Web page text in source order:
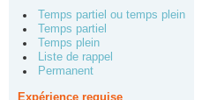
Temps partiel ou temps plein
Temps partiel
Temps plein
Liste de rappel
Permanent
Expérience requise